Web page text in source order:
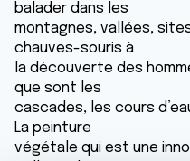
balader dans les
montagnes, vallées,
chauves-souris à
la découverte des
que sont les
cascades, les cours
La peinture
végétale qui est une